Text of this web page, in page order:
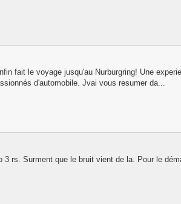
fait le voyage jusqu'au Nurburgring! Une
d'automobile. Jvai vous resumer da...
rs. Surment que le bruit vient de la. Pour le